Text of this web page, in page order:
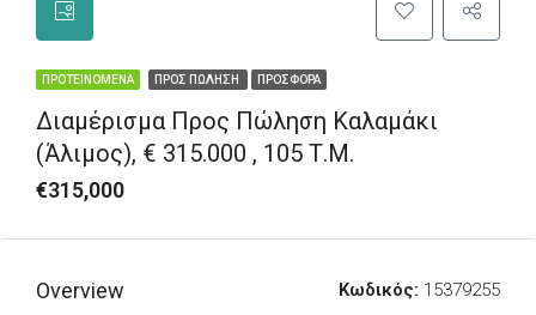
ΠΡΟΤΕΙΝΌΜΕΝΑ ΠΡΟΣ ΠΏΛΗΣΗ ΠΡΟΣΦΟΡΆ
Διαμέρισμα Προς Πώληση Καλαμάκι
(Άλιμος), € 315.000 , 105 Τ.Μ.
€315,000
Overview Κωδικός: 15379255